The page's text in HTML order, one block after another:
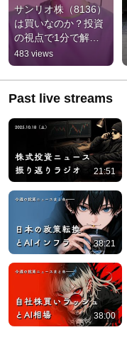
サンリオ株（8136）
は買いなのか？投資
の視点で1分で解
説！
483 views
Past live streams
21:51
38:21
38:00